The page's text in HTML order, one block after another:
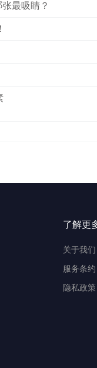
最吸睛？
了解更
关于我们
服务条约
隐私政策